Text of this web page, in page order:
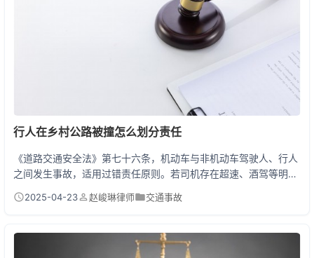
行人在乡村公路被撞怎么划分责任
《道路交通安全法》第七十六条，机动车与非机动车驾驶人、行人
之间发生事故，适用过错责任原则。若司机存在超速、酒驾等明显
失时，可减轻司机责任。特别要的是，在乡村公路这类混合交通环
过错责任，这是法律对弱势交通参与者的特殊保护。 乡村公路事故
的特殊性 我去年处理过一起真实案例：老王晚上骑...
2025-04-23 赵峻琳律师 交通事故